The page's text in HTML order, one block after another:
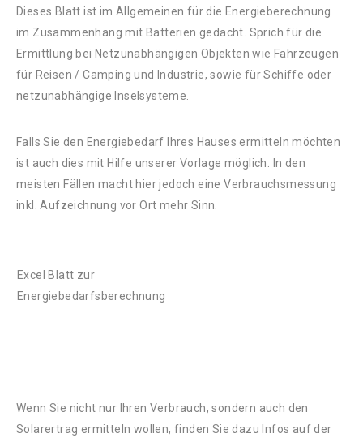
Dieses Blatt ist im Allgemeinen für die Energieberechnung
im Zusammenhang mit Batterien gedacht. Sprich für die
Ermittlung bei Netzunabhängigen Objekten wie Fahrzeugen
für Reisen / Camping und Industrie, sowie für Schiffe oder
netzunabhängige Inselsysteme.
Falls Sie den Energiebedarf Ihres Hauses ermitteln möchten
ist auch dies mit Hilfe unserer Vorlage möglich. In den
meisten Fällen macht hier jedoch eine Verbrauchsmessung
inkl. Aufzeichnung vor Ort mehr Sinn.
Excel Blatt zur
Energiebedarfsberechnung
Wenn Sie nicht nur Ihren Verbrauch, sondern auch den
Solarertrag ermitteln wollen, finden Sie dazu Infos auf der